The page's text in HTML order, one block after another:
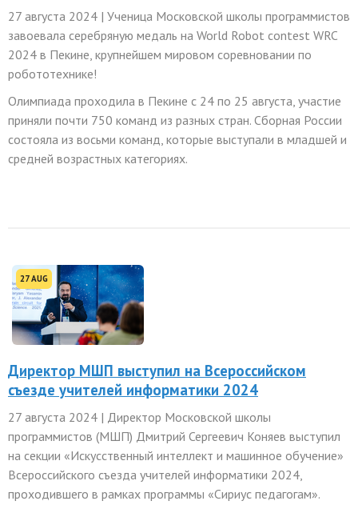
27 августа 2024 | Ученица Московской школы программистов
завоевала серебряную медаль на World Robot contest WRC
2024 в Пекине, крупнейшем мировом соревновании по
робототехнике!
Олимпиада проходила в Пекине с 24 по 25 августа, участие
приняли почти 750 команд из разных стран. Сборная России
состояла из восьми команд, которые выступали в младшей и
средней возрастных категориях.
27 AUG
Директор МШП выступил на Всероссийском
съезде учителей информатики 2024
27 августа 2024 | Директор Московской школы
программистов (МШП) Дмитрий Сергеевич Коняев выступил
на секции «Искусственный интеллект и машинное обучение»
Всероссийского съезда учителей информатики 2024,
проходившего в рамках программы «Сириус педагогам».